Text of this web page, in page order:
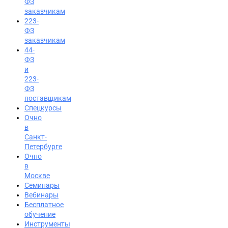
Вход на портал
8 (800) 200-24-26
заказчикам
223-
ФЗ
заказчикам
44-
ФЗ
и
223-
ФЗ
поставщикам
Спецкурсы
Очно
в
Санкт-
Петербурге
Очно
в
Москве
Семинары
Вебинары
Бесплатное
обучение
Инструменты